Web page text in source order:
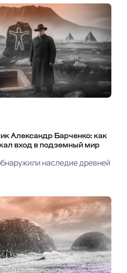
Александр Барченко: как
вход в подземный мир
наследие древней